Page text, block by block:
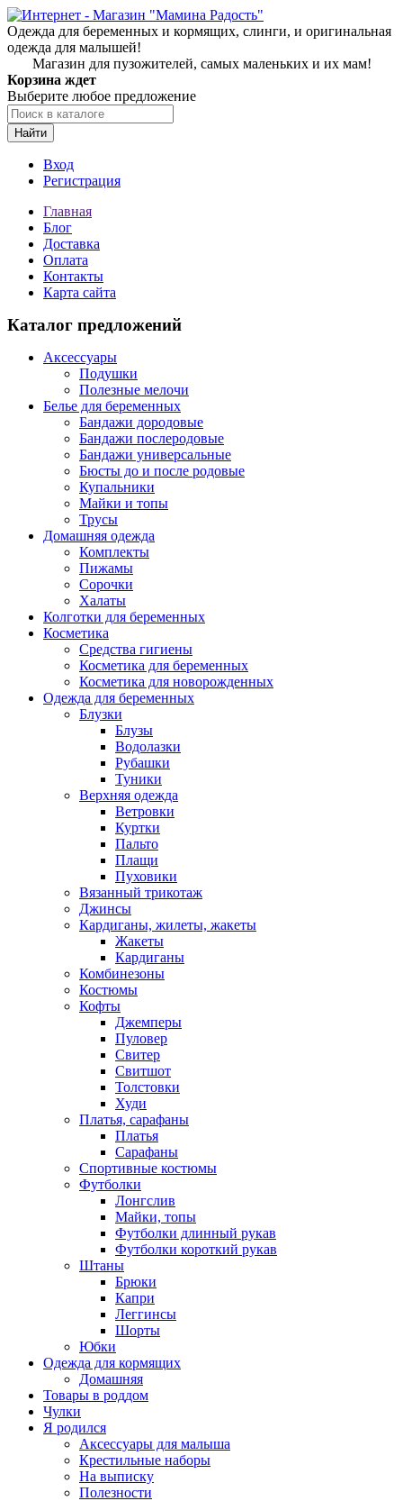
Одежда для беременных и кормящих, слинги, и оригинальная
одежда для малышей!
Магазин для пузожителей, самых маленьких и их мам!
Корзина ждет
Выберите любое предложение
Найти
Вход
Регистрация
Главная
Блог
Доставка
Оплата
Контакты
Карта сайта
Каталог предложений
Аксессуары
Подушки
Полезные мелочи
Белье для беременных
Бандажи дородовые
Бандажи послеродовые
Бандажи универсальные
Бюсты до и после родовые
Купальники
Майки и топы
Трусы
Домашняя одежда
Комплекты
Пижамы
Сорочки
Халаты
Колготки для беременных
Косметика
Cредства гигиены
Косметика для беременных
Косметика для новорожденных
Одежда для беременных
Блузки
Блузы
Водолазки
Рубашки
Туники
Верхняя одежда
Ветровки
Куртки
Пальто
Плащи
Пуховики
Вязанный трикотаж
Джинсы
Кардиганы, жилеты, жакеты
Жакеты
Кардиганы
Комбинезоны
Костюмы
Кофты
Джемперы
Пуловер
Свитер
Свитшот
Толстовки
Худи
Платья, сарафаны
Платья
Сарафаны
Спортивные костюмы
Футболки
Лонгслив
Майки, топы
Футболки длинный рукав
Футболки короткий рукав
Штаны
Брюки
Капри
Леггинсы
Шорты
Юбки
Одежда для кормящих
Домашняя
Товары в роддом
Чулки
Я родился
Аксессуары для малыша
Крестильные наборы
На выписку
Полезности